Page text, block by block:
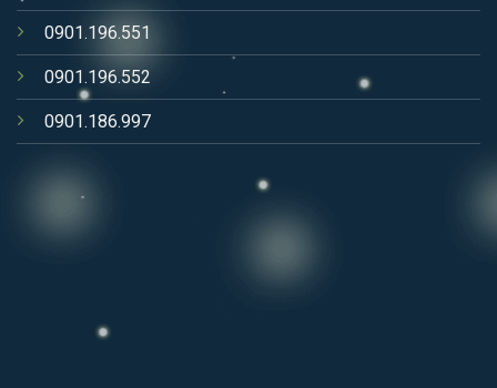
0901.196.551
0901.196.552
0901.186.997